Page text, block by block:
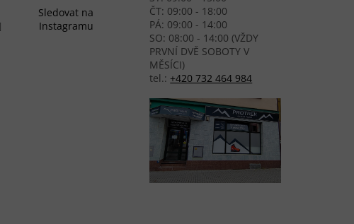
Sledovat na
Instagramu
ČT: 09:00 - 18:00
PÁ: 09:00 - 14:00
SO: 08:00 - 14:00 (VŽDY
PRVNÍ DVĚ SOBOTY V
MĚSÍCI)
tel.:+420 732 464 984